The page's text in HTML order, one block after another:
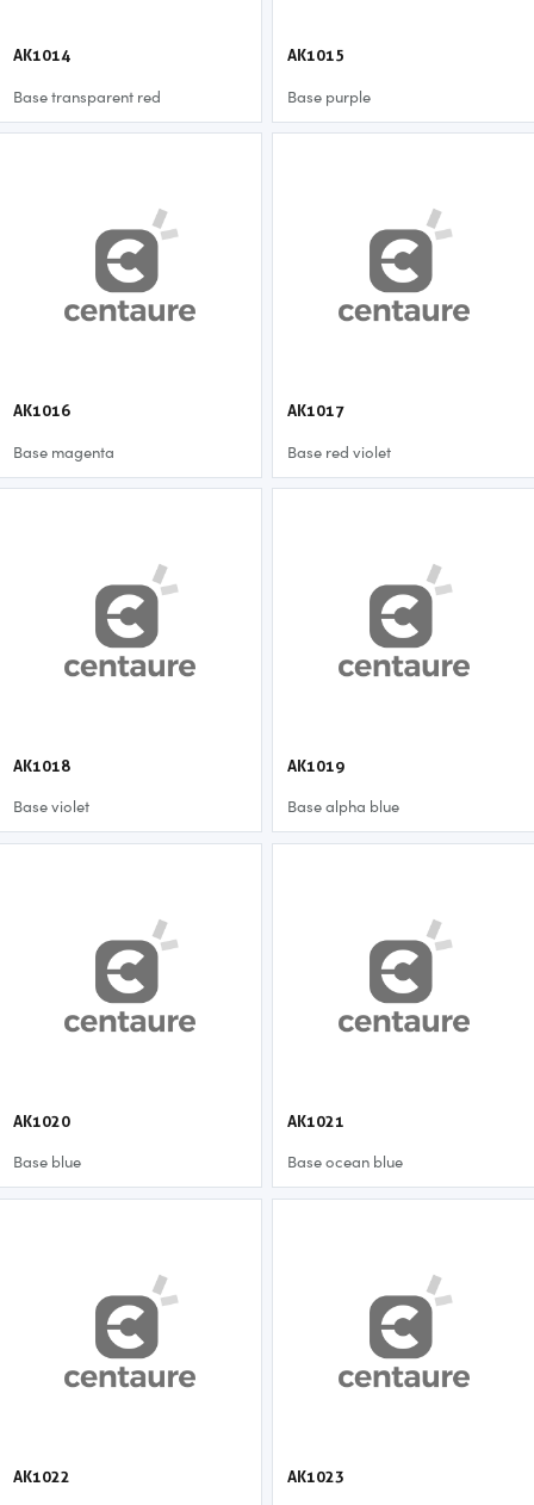
AK1014
Base transparent red
AK1015
Base purple
AK1016
Base magenta
AK1017
Base red violet
AK1018
Base violet
AK1019
Base alpha blue
AK1020
Base blue
AK1021
Base ocean blue
AK1022 AK1023